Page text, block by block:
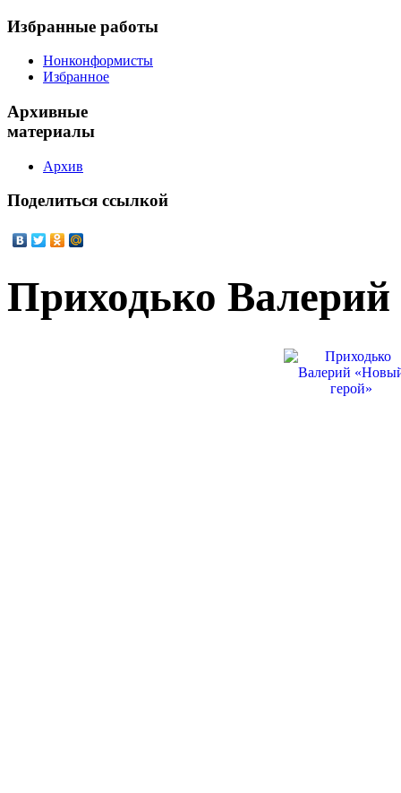
Избранные работы
Нонконформисты
Избранное
Архивные
материалы
Архив
Поделиться ссылкой
Приходько